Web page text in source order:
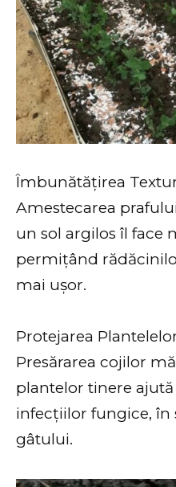
Îmbunătățirea
Amestecarea
un sol argilos îl face
permițând
mai ușor.
Protejarea
Presărarea cojilor
plantelor tinere
infecțiilor fungice, în
gâtului.